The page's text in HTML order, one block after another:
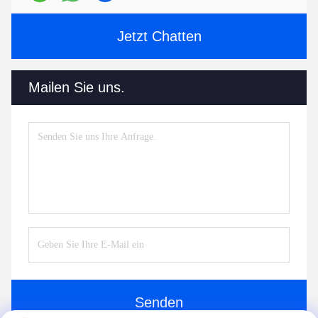
Jetzt Chatten
Mailen Sie uns.
Senden